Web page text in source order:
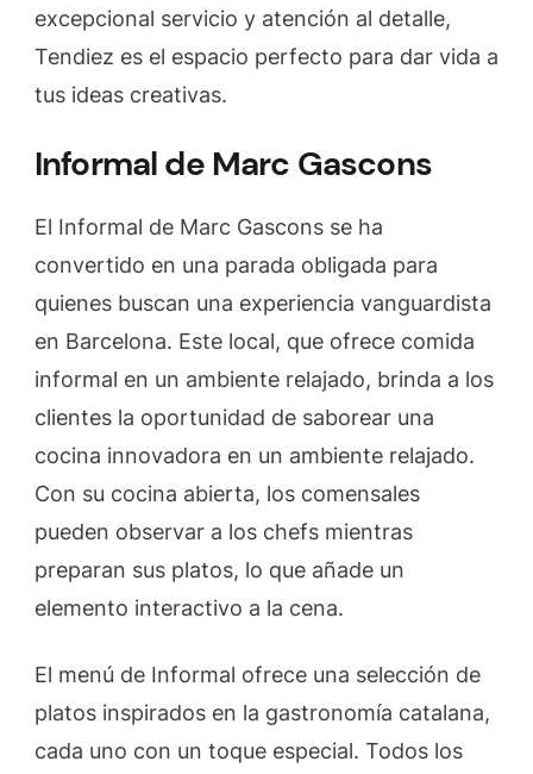
excepcional servicio y atención al detalle,
Tendiez es el espacio perfecto para dar vida a
tus ideas creativas.
Informal de Marc Gascons
El Informal de Marc Gascons se ha
convertido en una parada obligada para
quienes buscan una experiencia vanguardista
en Barcelona. Este local, que ofrece comida
informal en un ambiente relajado, brinda a los
clientes la oportunidad de saborear una
cocina innovadora en un ambiente relajado.
Con su cocina abierta, los comensales
pueden observar a los chefs mientras
preparan sus platos, lo que añade un
elemento interactivo a la cena.
El menú de Informal ofrece una selección de
platos inspirados en la gastronomía catalana,
cada uno con un toque especial. Todos los